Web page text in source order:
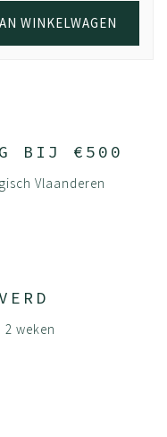
WINKELWAGEN
BIJ €500
Vlaanderen
weken